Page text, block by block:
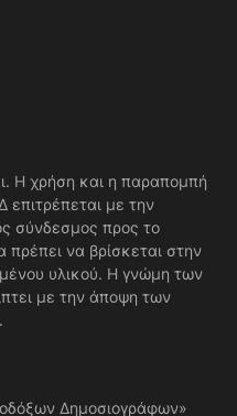
Η χρήση και η παραπομπή
επιτρέπεται με την
σύνδεσμος προς το
να βρίσκεται στην
υλικού. Η γνώμη των
με την άποψη των
Δημοσιογράφων»